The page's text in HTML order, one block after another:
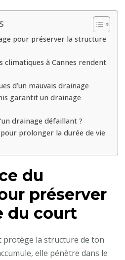
Cannes
?
pour préserver la structure
climatiques à Cannes rendent
d’un mauvais drainage
garantit un drainage
drainage défaillant ?
prolonger la durée de vie
du
préserver
du court
la structure de ton
elle pénètre dans le